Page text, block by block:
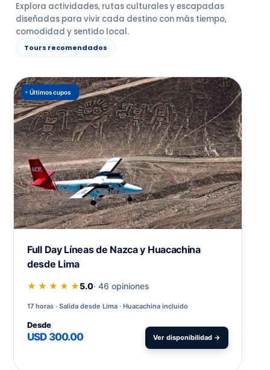
Explora actividades, rutas culturales y escapadas
diseñadas para vivir cada destino con más tiempo,
comodidad y sentido local.
Tours recomendados
Últimos cupos
Full Day Líneas de Nazca y Huacachina
desde Lima
★ ★ ★ ★ ★5.0· 46 opiniones
17 horas Salida desde Lima · Huacachina incluido
Desde
USD 300.00 Ver disponibilidad →